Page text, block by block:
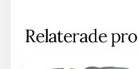
Relaterade